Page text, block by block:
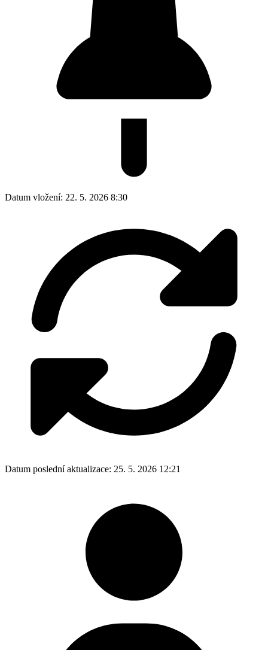
Datum vložení: 22. 5. 2026 8:30
Datum poslední aktualizace: 25. 5. 2026 12:21